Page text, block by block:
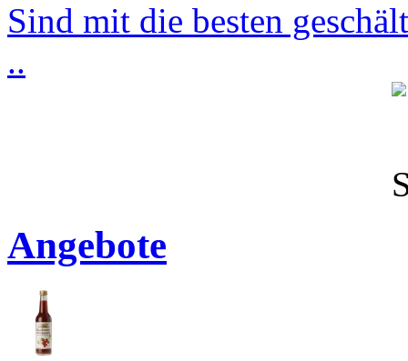
Sind mit die besten
..
Angebote